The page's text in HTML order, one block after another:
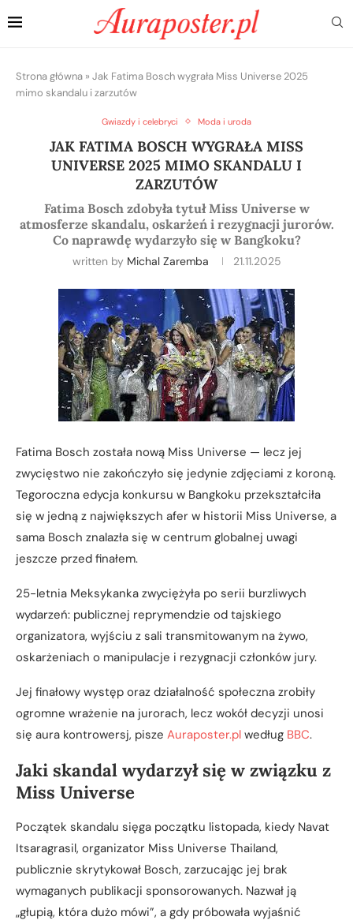
Strona główna » Jak Fatima Bosch wygrała Miss Universe 2025
mimo skandalu i zarzutów
Gwiazdy i celebryci Moda i uroda
JAK FATIMA BOSCH WYGRAŁA MISS
UNIVERSE 2025 MIMO SKANDALU I
ZARZUTÓW
Fatima Bosch zdobyła tytuł Miss Universe w
atmosferze skandalu, oskarżeń i rezygnacji jurorów.
Co naprawdę wydarzyło się w Bangkoku?
written by Michal Zaremba 21.11.2025
Fatima Bosch została nową Miss Universe — lecz jej
zwycięstwo nie zakończyło się jedynie zdjęciami z koroną.
Tegoroczna edycja konkursu w Bangkoku przekształciła
się w jedną z największych afer w historii Miss Universe, a
sama Bosch znalazła się w centrum globalnej uwagi
jeszcze przed finałem.
25-letnia Meksykanka zwyciężyła po serii burzliwych
wydarzeń: publicznej reprymendzie od tajskiego
organizatora, wyjściu z sali transmitowanym na żywo,
oskarżeniach o manipulacje i rezygnacji członków jury.
Jej finałowy występ oraz działalność społeczna zrobiły
ogromne wrażenie na jurorach, lecz wokół decyzji unosi
się aura kontrowersj, pisze Auraposter.pl według BBC.
Jaki skandal wydarzył się w związku z
Miss Universe
Początek skandalu sięga początku listopada, kiedy Navat
Itsaragrasil, organizator Miss Universe Thailand,
publicznie skrytykował Bosch, zarzucając jej brak
wymaganych publikacji sponsorowanych. Nazwał ją
„głupią, która dużo mówi”, a gdy próbowała wyjaśnić